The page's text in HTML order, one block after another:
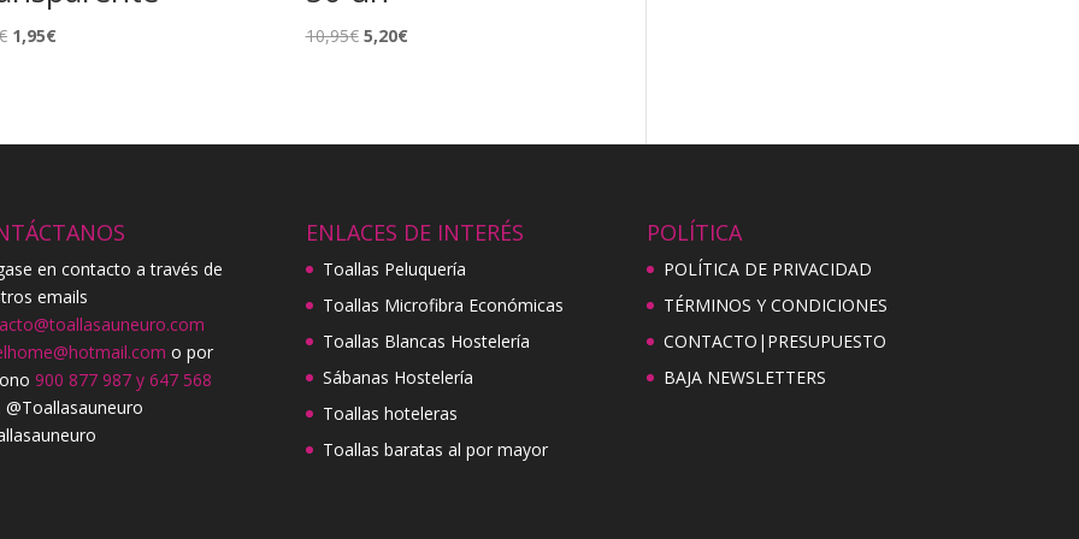
El
4,95€.
1,95€El
1,95€.
10,95€ El
10,95€.
5,20€El
5,20€.
en contacto a través de
emails
o por
900 877 987 y 647 568
. @Toallasauneuro
ENLACES DE INTERÉS
Toallas Peluquería
Toallas Microfibra Económicas
Toallas Blancas Hostelería
Sábanas Hostelería
Toallas hoteleras
Toallas baratas al por mayor
POLÍTICA
POLÍTICA DE PRIVACIDAD
TÉRMINOS Y CONDICIONES
CONTACTO|PRESUPUESTO
BAJA NEWSLETTERS